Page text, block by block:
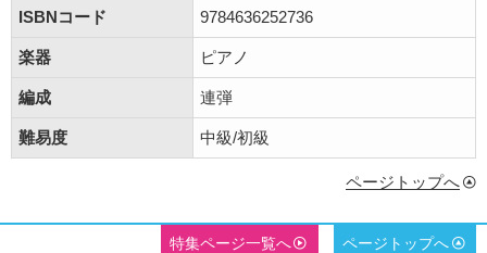
ISBNコード 9784636252736
楽器 ピアノ
編成 連弾
難易度 中級/初級
ページトップへ
特集ページ一覧へ ページトップへ